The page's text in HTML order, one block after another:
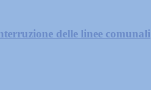
delle linee comunali